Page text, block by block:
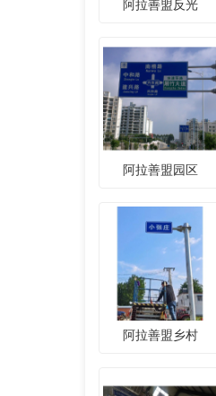
阿拉善盟反光
阿拉善盟园区
阿拉善盟乡村